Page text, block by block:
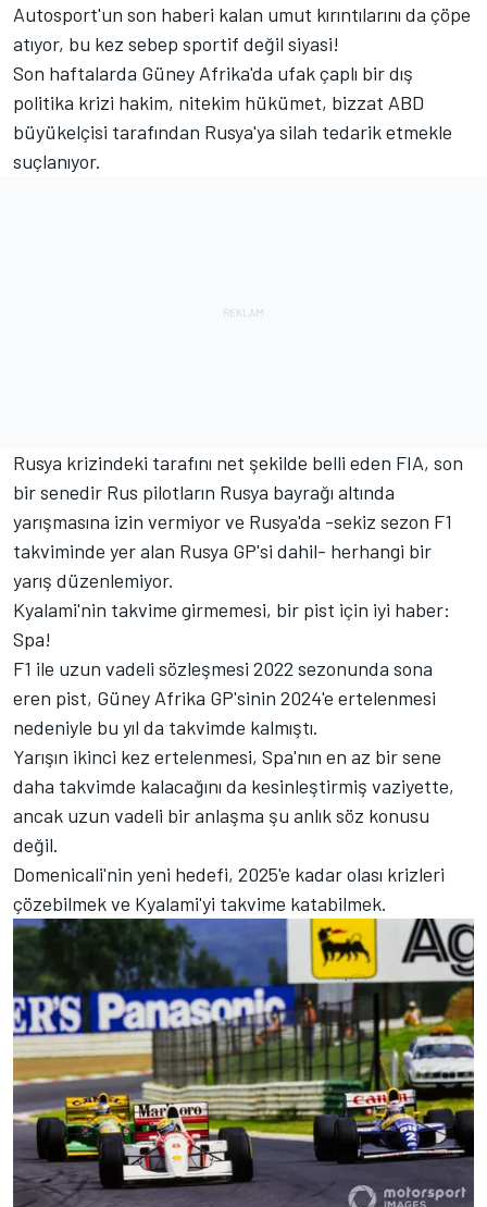
Autosport'un son haberi kalan umut kırıntılarını da çöpe
atıyor, bu kez sebep sportif değil siyasi!
Son haftalarda Güney Afrika'da ufak çaplı bir dış
politika krizi hakim, nitekim hükümet, bizzat ABD
büyükelçisi tarafından Rusya'ya silah tedarik etmekle
suçlanıyor.
Rusya krizindeki tarafını net şekilde belli eden FIA, son
bir senedir Rus pilotların Rusya bayrağı altında
yarışmasına izin vermiyor ve Rusya'da -sekiz sezon F1
takviminde yer alan Rusya GP'si dahil- herhangi bir
yarış düzenlemiyor.
Kyalami'nin takvime girmemesi, bir pist için iyi haber:
Spa!
F1 ile uzun vadeli sözleşmesi 2022 sezonunda sona
eren pist, Güney Afrika GP'sinin 2024'e ertelenmesi
nedeniyle bu yıl da takvimde kalmıştı.
Yarışın ikinci kez ertelenmesi, Spa'nın en az bir sene
daha takvimde kalacağını da kesinleştirmiş vaziyette,
ancak uzun vadeli bir anlaşma şu anlık söz konusu
değil.
Domenicali'nin yeni hedefi, 2025'e kadar olası krizleri
çözebilmek ve Kyalami'yi takvime katabilmek.